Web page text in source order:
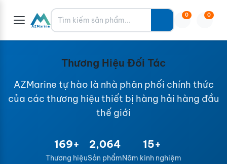
Tìm kiếm 0 0
Thương Hiệu Đối Tác
AZMarine tự hào là nhà phân phối chính thức
của các thương hiệu thiết bị hàng hải hàng đầu
thế giới
169+
Thương hiệu
2,064
Sản phẩm
15+
Năm kinh nghiệm